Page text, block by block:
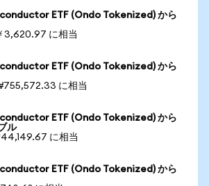
ETF (Ondo Tokenized) から
3,620.97 に相当
ETF (Ondo Tokenized) から
に相当
ETF (Ondo Tokenized) から
ル
に相当
ETF (Ondo Tokenized) から